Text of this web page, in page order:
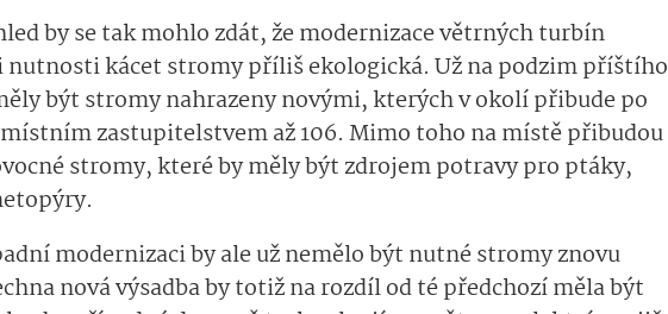
by se tak mohlo zdát, že modernizace větrných turbín
nutnosti kácet stromy příliš ekologická. Už na podzim příštího
být stromy nahrazeny novými, kterých v okolí přibude po
zastupitelstvem až 106. Mimo toho na místě přibudou
stromy, které by měly být zdrojem potravy pro ptáky,
modernizaci by ale už nemělo být nutné stromy znovu
nová výsadba by totiž na rozdíl od té předchozí měla být